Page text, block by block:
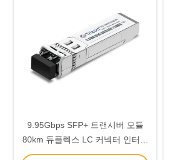
9.95Gbps SFP+ 트랜시버 모듈
80km 듀플렉스 LC 커넥터 인터페
이스